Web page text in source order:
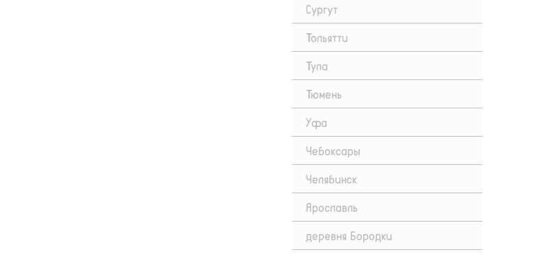
Сургут
Тольятти
Тула
Тюмень
Уфа
Чебоксары
Челябинск
Ярославль
деревня Бородки